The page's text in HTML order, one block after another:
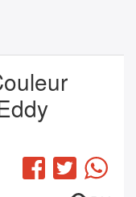
Facebook
Twitter